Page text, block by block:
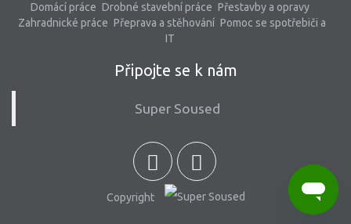
Domácí práce Drobné stavební práce Přestavby a opravy
Zahradnické práce Přeprava a stěhování Pomoc se spotřebiči a
IT
Připojte se k nám
Super Soused
Copyright